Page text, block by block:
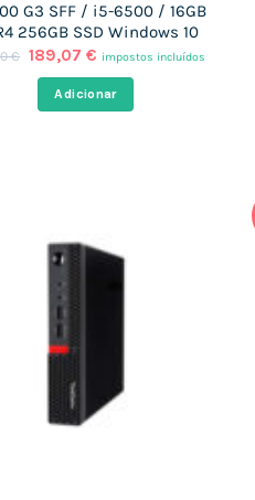
G3 SFF / i5-6500 / 16GB
256GB SSD Windows 10
€ O
original
era:
189,07 €O
preço
atual
é:
impostos incluídos
Adicionar